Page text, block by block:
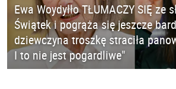
Ewa Woydyłło TŁUMACZY SIĘ ze
Świątek i pogrąża się jeszcze
dziewczyna troszkę straciła
I to nie jest pogardliwe"